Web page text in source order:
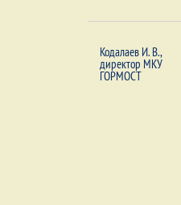
Кодалаев И. В.,
директор МКУ
ГОРМОСТ